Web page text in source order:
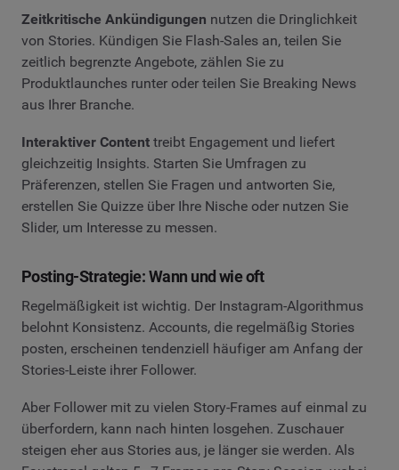
Zeitkritische Ankündigungen nutzen die Dringlichkeit
von Stories. Kündigen Sie Flash-Sales an, teilen Sie
zeitlich begrenzte Angebote, zählen Sie zu
Produktlaunches runter oder teilen Sie Breaking News
aus Ihrer Branche.
Interaktiver Content treibt Engagement und liefert
gleichzeitig Insights. Starten Sie Umfragen zu
Präferenzen, stellen Sie Fragen und antworten Sie,
erstellen Sie Quizze über Ihre Nische oder nutzen Sie
Slider, um Interesse zu messen.
Posting-Strategie: Wann und wie oft
Regelmäßigkeit ist wichtig. Der Instagram-Algorithmus
belohnt Konsistenz. Accounts, die regelmäßig Stories
posten, erscheinen tendenziell häufiger am Anfang der
Stories-Leiste ihrer Follower.
Aber Follower mit zu vielen Story-Frames auf einmal zu
überfordern, kann nach hinten losgehen. Zuschauer
steigen eher aus Stories aus, je länger sie werden. Als